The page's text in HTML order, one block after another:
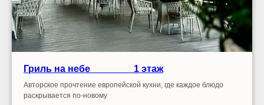
Гриль на небе 1 этаж
Авторское прочтение европейской кухни, где каждое блюдо
раскрывается по-новому